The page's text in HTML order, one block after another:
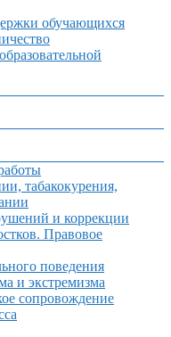
обучающихся
табакокурения,
и коррекции
Правовое
поведения
и экстремизма
сопровождение